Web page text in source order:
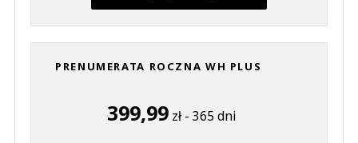
PRENUMERATA ROCZNA WH PLUS
399,99zł - 365 dni